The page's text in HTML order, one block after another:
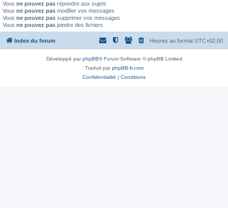
Vous ne pouvez pas répondre aux sujets
Vous ne pouvez pas modifier vos messages
Vous ne pouvez pas supprimer vos messages
Vous ne pouvez pas joindre des fichiers
Index du forum Heures au format UTC+02:00
Développé parphpBB® Forum Software © phpBB Limited
Traduit parphpBB-fr.com
Confidentialité | Conditions